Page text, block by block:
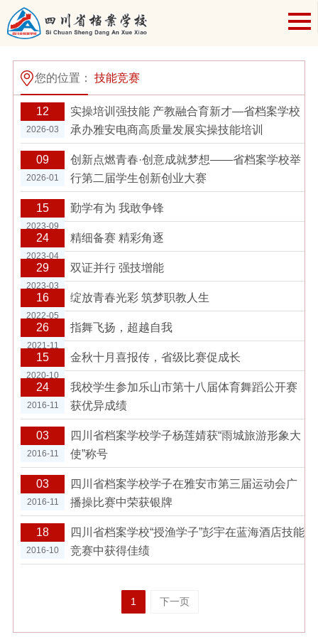
您的位置： 技能竞赛
12
2026-03
实操培训强技能 产教融合育新才—省档案学校
承办雅安电商高质量发展实操技能培训
09
2026-01
创新点燃青春·创意成就梦想——省档案学校举
行第二届学生创新创业大赛
15
2023-09
勤学有为 我敢争锋
24
2023-04
精细备赛 精彩角逐
29
2023-03
双证并行 强技增能
16
2022-05
绽放青春光彩 筑梦职教人生
26
2021-11
指舞飞扬，超越自我
15
2020-10
金秋十月喜报传，省级比赛促成长
24
2016-11
我校学生参加乐山市第十八届体育舞蹈公开赛
获优异成绩
03
2016-11
四川省档案学校学子杨莲婧获“雨城旅游形象大
使”称号
03
2016-11
四川省档案学校学子在雅安市第三届运动会广
播操比赛中荣获银牌
18
2016-10
四川省档案学校“授渔学子”彭宇在蓝海酒店技能
竞赛中获得佳绩
1 下一页